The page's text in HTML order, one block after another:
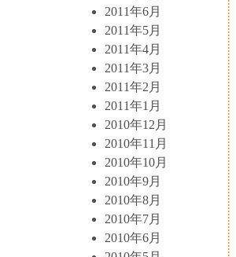
2011年6月
2011年5月
2011年4月
2011年3月
2011年2月
2011年1月
2010年12月
2010年11月
2010年10月
2010年9月
2010年8月
2010年7月
2010年6月